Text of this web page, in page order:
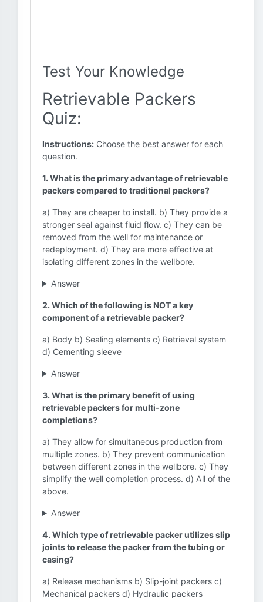
Test Your Knowledge
Retrievable Packers
Quiz:
Instructions: Choose the best answer for each
question.
1. What is the primary advantage of retrievable
packers compared to traditional packers?
a) They are cheaper to install. b) They provide a
stronger seal against fluid flow. c) They can be
removed from the well for maintenance or
redeployment. d) They are more effective at
isolating different zones in the wellbore.
Answer
2. Which of the following is NOT a key
component of a retrievable packer?
a) Body b) Sealing elements c) Retrieval system
d) Cementing sleeve
Answer
3. What is the primary benefit of using
retrievable packers for multi-zone
completions?
a) They allow for simultaneous production from
multiple zones. b) They prevent communication
between different zones in the wellbore. c) They
simplify the well completion process. d) All of the
above.
Answer
4. Which type of retrievable packer utilizes slip
joints to release the packer from the tubing or
casing?
a) Release mechanisms b) Slip-joint packers c)
Mechanical packers d) Hydraulic packers